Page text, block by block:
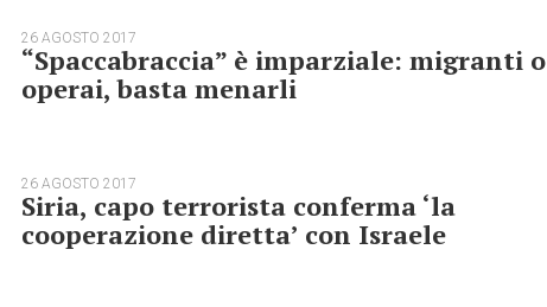
26 AGOSTO 2017
“Spaccabraccia” è imparziale: migranti o
operai, basta menarli
26 AGOSTO 2017
Siria, capo terrorista conferma ‘la
cooperazione diretta’ con Israele